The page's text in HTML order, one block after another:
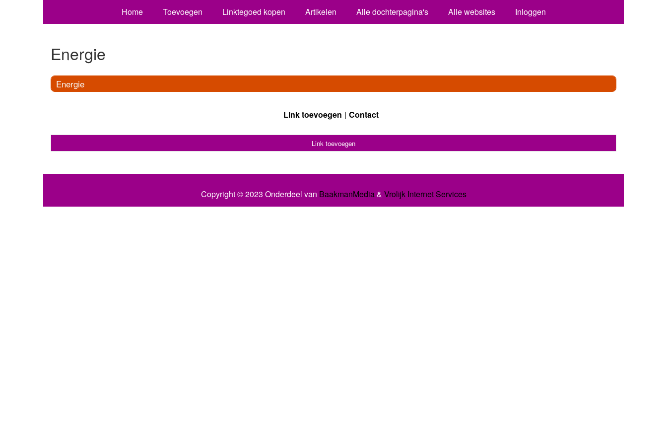
Home Toevoegen Linktegoed kopen Artikelen Alle dochterpagina's Alle websites Inloggen
Energie
Energie
Link toevoegen Contact
Link toevoegen
Copyright © 2023 Onderdeel van BaakmanMedia& Vrolijk Internet Services